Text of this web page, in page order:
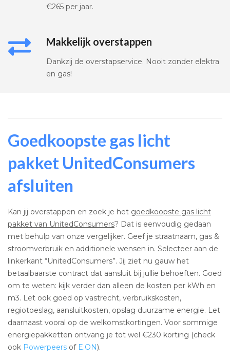
€265 per jaar.
Makkelijk overstappen
Dankzij de overstapservice. Nooit zonder elektra
en gas!
Goedkoopste gas licht
pakket UnitedConsumers
afsluiten
Kan jij overstappen en zoek je het goedkoopste gas licht
pakket van UnitedConsumers? Dat is eenvoudig gedaan
met behulp van onze vergelijker. Geef je straatnaam, gas &
stroomverbruik en additionele wensen in. Selecteer aan de
linkerkant “UnitedConsumers”. Jij ziet nu gauw het
betaalbaarste contract dat aansluit bij jullie behoeften. Goed
om te weten: kijk verder dan alleen de kosten per kWh en
m3. Let ook goed op vastrecht, verbruikskosten,
regiotoeslag, aansluitkosten, opslag duurzame energie. Let
daarnaast vooral op de welkomstkortingen. Voor sommige
energiepakketten ontvang je tot wel €230 korting (check
ook Powerpeers of E.ON).